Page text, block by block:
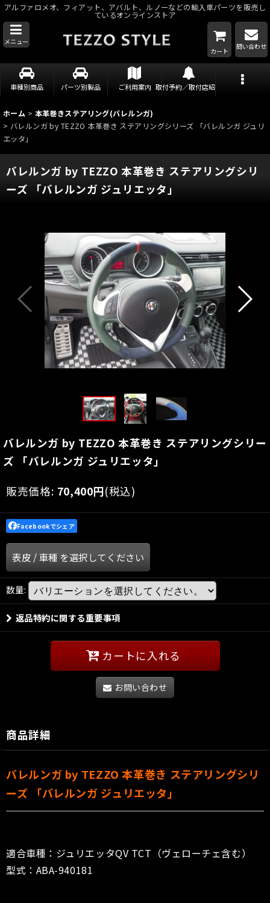
アルファロメオ、フィアット、アバルト、ルノーなどの輸入車パーツを販売し
ているオンラインストア
メニュー
カート
問い合わせ
車種別商品 パーツ別製品 ご利用案内 取付予約／取付店紹介
ホーム > 本革巻きステアリング(バレルンガ)
> バレルンガ by TEZZO 本革巻き ステアリングシリーズ 「バレルンガ ジュリ
エッタ」
バレルンガ by TEZZO 本革巻き ステアリングシリ
ーズ 「バレルンガ ジュリエッタ」
バレルンガ by TEZZO 本革巻き ステアリングシリー
ズ 「バレルンガ ジュリエッタ」
販売価格: 70,400円(税込)
Facebookでシェア
表皮 /車種 を選択してください
数量:
返品特約に関する重要事項
カートに入れる
お問い合わせ
商品詳細
バレルンガ by TEZZO 本革巻き ステアリングシリ
ーズ 「バレルンガ ジュリエッタ」
適合車種：ジュリエッタQV TCT（ヴェローチェ含む）
型式：ABA-940181